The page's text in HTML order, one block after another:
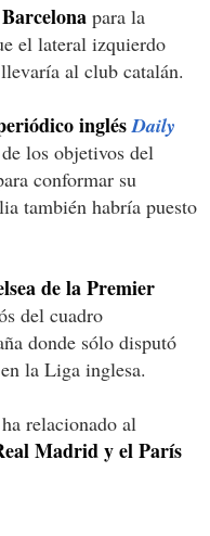
Barcelona para la
el lateral izquierdo
al club catalán.
inglésDaily
los objetivos del
conformar su
también habría puesto
de la Premier
del cuadro
donde sólo disputó
la Liga inglesa.
relacionado al
Madrid y el París